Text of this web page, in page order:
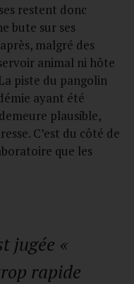
restent donc
bute sur ses
malgré des
animal ni hôte
piste du pangolin
ayant été
plausible,
C’est du côté de
que les
jugée «
rapide